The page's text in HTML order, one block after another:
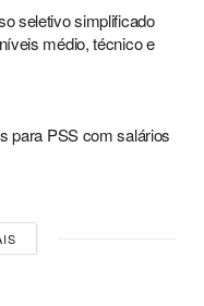
seletivo simplificado
médio, técnico e
para PSS com salários